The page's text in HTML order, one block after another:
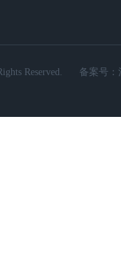
Reserved. 备案号：